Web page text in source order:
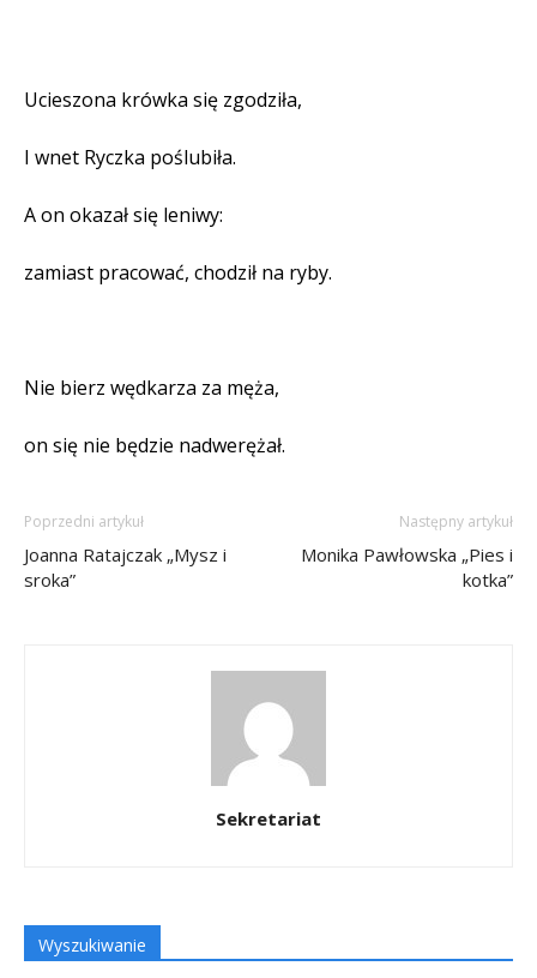
Ucieszona krówka się zgodziła,
I wnet Ryczka poślubiła.
A on okazał się leniwy:
zamiast pracować, chodził na ryby.
Nie bierz wędkarza za męża,
on się nie będzie nadwerężał.
Poprzedni artykuł
Joanna Ratajczak „Mysz i
sroka”
Następny artykuł
Monika Pawłowska „Pies i
kotka”
Sekretariat
Wyszukiwanie